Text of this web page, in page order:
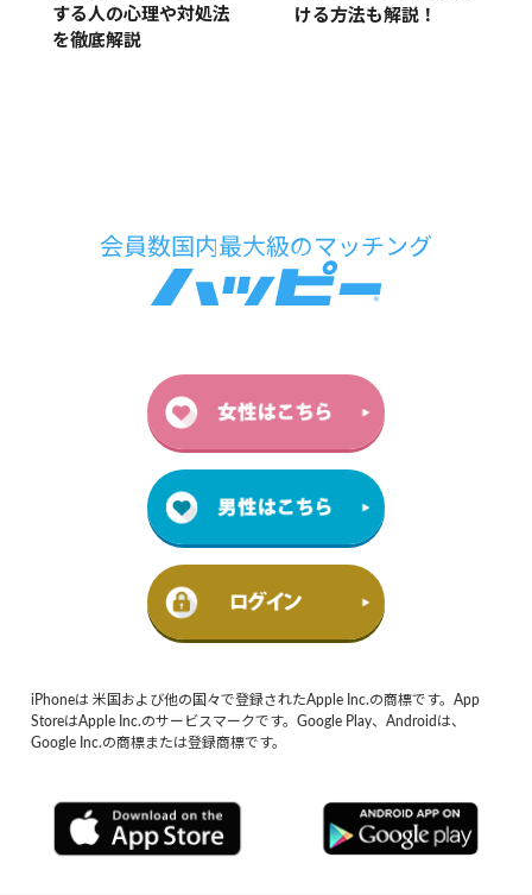
する人の心理や対処法
を徹底解説
ける方法も解説！
iPhoneは 米国および他の国々で登録されたApple Inc.の商標です。App
StoreはApple Inc.のサービスマークです。Google Play、Androidは、
Google Inc.の商標または登録商標です。